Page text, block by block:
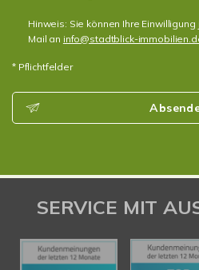
Hinweis: Sie können Ihre
Mail an info@stadtblick-
* Pflichtfelder
SERVICE MIT